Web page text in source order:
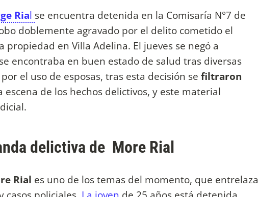
Rial se encuentra detenida en la Comisaría N°7 de
doblemente agravado por el delito cometido el
propiedad en Villa Adelina. El jueves se negó a
encontraba en buen estado de salud tras diversas
el uso de esposas, tras esta decisión se filtraron
escena de los hechos delictivos, y este material
delictiva de More Rial
Rial es uno de los temas del momento, que entrelaza